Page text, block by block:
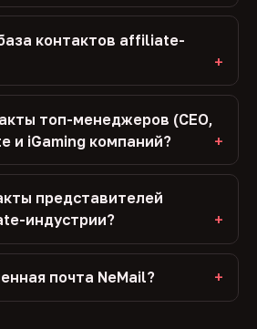
контактов affiliate-
топ-менеджеров (CEO,
и iGaming компаний?
представителей
индустрии?
почта NeMail?